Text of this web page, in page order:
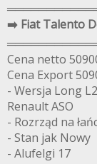
➡️ Fiat Talento
Cena netto
Cena Export
- Wersja Long
Renault ASO
- Rozrząd na
- Stan jak Nowy
- Alufelgi 17